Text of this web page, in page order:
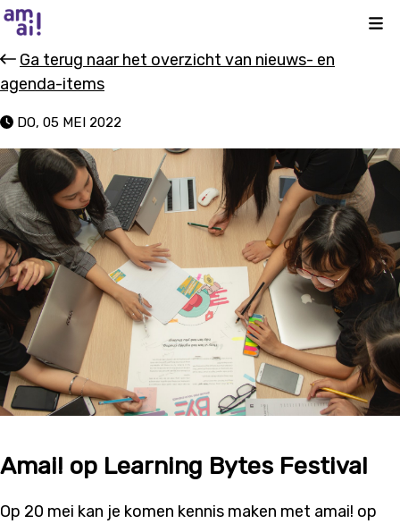
Ga terug naar het overzicht van nieuws- en
agenda-items
DO, 05 MEI 2022
Amai! op Learning Bytes Festival
Op 20 mei kan je komen kennis maken met amai! op